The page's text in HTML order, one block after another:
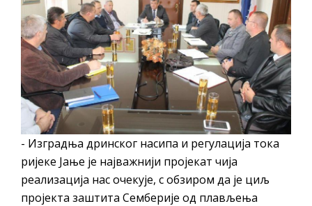
Обрасци захтјева за регресирано
гориво доступни од 13. марта до 15.
новембра
Захтјев за издавање ПОНОСНЕ КАРТИЦЕ
Обавјештење о забрани саобраћаја 6. и
7. августа
Обавјештење за предузетника - Вера
Ујић
- Изградња дринског насипа и регулација тока
ријеке Јање је најважнији пројекат чија
реализација нас очекује, с обзиром да је циљ
пројекта заштита Семберије од плављења